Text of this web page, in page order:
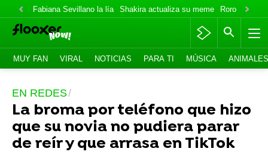
Fabiana Sevillano la lía Shakira actualiza su meme Roro lo niega
MUY FAN VIRAL NOTICIAS PARA TI MÚSICA ANIMALES
EN REDES
La broma por teléfono que hizo
que su novia no pudiera parar
de reír y que arrasa en TikTok